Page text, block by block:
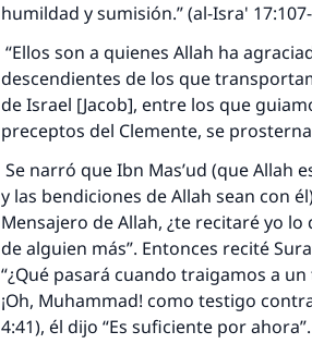
humildad y sumisión.” (al-Isra'
“Ellos son a quienes Allah ha
descendientes de los que
de Israel [Jacob], entre los que
preceptos del Clemente, se
Se narró que Ibn Mas’ud (que Allah
y las bendiciones de Allah sean con
Mensajero de Allah, ¿te recitaré yo lo
de alguien más”. Entonces recité
“¿Qué pasará cuando traigamos a
¡Oh, Muhammad! como testigo
4:41), él dijo “Es suficiente por